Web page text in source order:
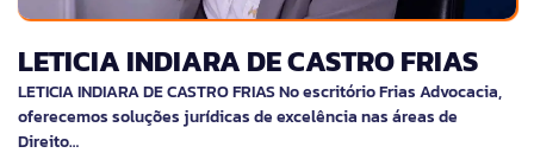
LETICIA INDIARA DE CASTRO FRIAS
LETICIA INDIARA DE CASTRO FRIAS No escritório Frias Advocacia,
oferecemos soluções jurídicas de excelência nas áreas de
Direito…